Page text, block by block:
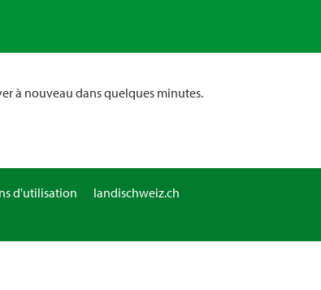
à nouveau dans quelques minutes.
d'utilisation
landischweiz.ch